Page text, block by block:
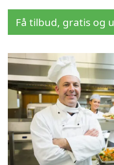
Få tilbud, gratis og